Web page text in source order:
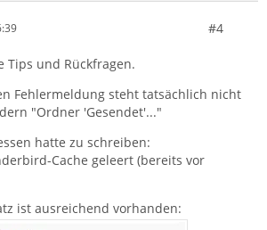
#4
Tips und Rückfragen.
Fehlermeldung steht tatsächlich nicht
"Ordner 'Gesendet'..."
hatte zu schreiben:
Cache geleert (bereits vor
ist ausreichend vorhanden: